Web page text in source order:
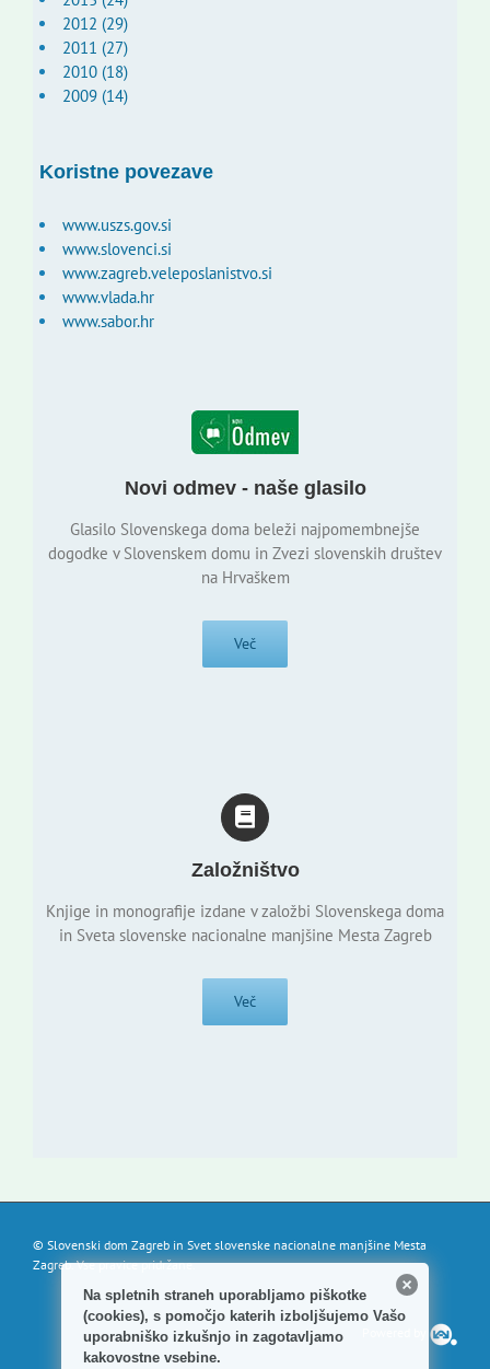
2012 (29)
2011 (27)
2010 (18)
2009 (14)
Koristne povezave
www.uszs.gov.si
www.slovenci.si
www.zagreb.veleposlanistvo.si
www.vlada.hr
www.sabor.hr
Novi odmev - naše glasilo
Glasilo Slovenskega doma beleži najpomembnejše
dogodke v Slovenskem domu in Zvezi slovenskih društev
na Hrvaškem
Več
Založništvo
Knjige in monografije izdane v založbi Slovenskega doma
in Sveta slovenske nacionalne manjšine Mesta Zagreb
Več
© Slovenski dom Zagreb in Svet slovenske nacionalne manjšine Mesta
Zagreb. Vse pravice pridržane.
Na spletnih straneh uporabljamo piškotke
(cookies), s pomočjo katerih izboljšujemo Vašo
uporabniško izkušnjo in zagotavljamo
kakovostne vsebine.